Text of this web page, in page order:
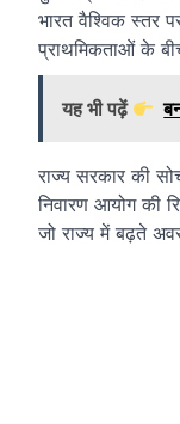
भारत वैश्विक स्तर
प्राथमिकताओं के
यह भी पढ़ें
राज्य सरकार की
निवारण आयोग की
जो राज्य में बढ़ते